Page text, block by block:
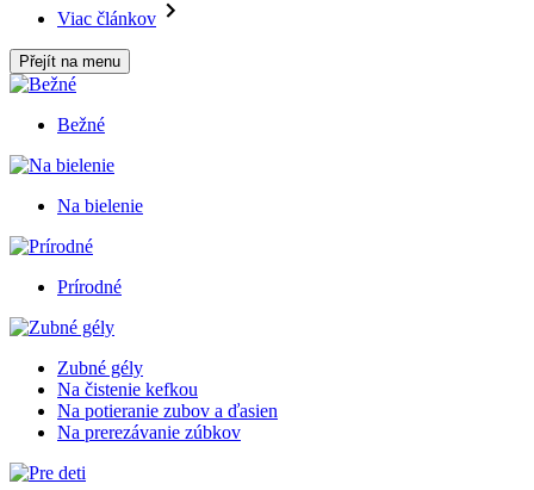
Viac článkov
Přejít na menu
Bežné
Na bielenie
Prírodné
Zubné gély
Na čistenie kefkou
Na potieranie zubov a ďasien
Na prerezávanie zúbkov